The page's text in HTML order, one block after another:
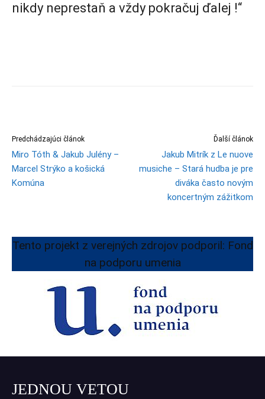
nikdy neprestaň a vždy pokračuj ďalej !“
Predchádzajúci článok
Miro Tóth & Jakub Julény –
Marcel Strýko a košická
Komúna
Ďalší článok
Jakub Mitrík z Le nuove
musiche – Stará hudba je pre
diváka často novým
koncertným zážitkom
Tento projekt z verejných zdrojov podporil: Fond
na podporu umenia
JEDNOU VETOU